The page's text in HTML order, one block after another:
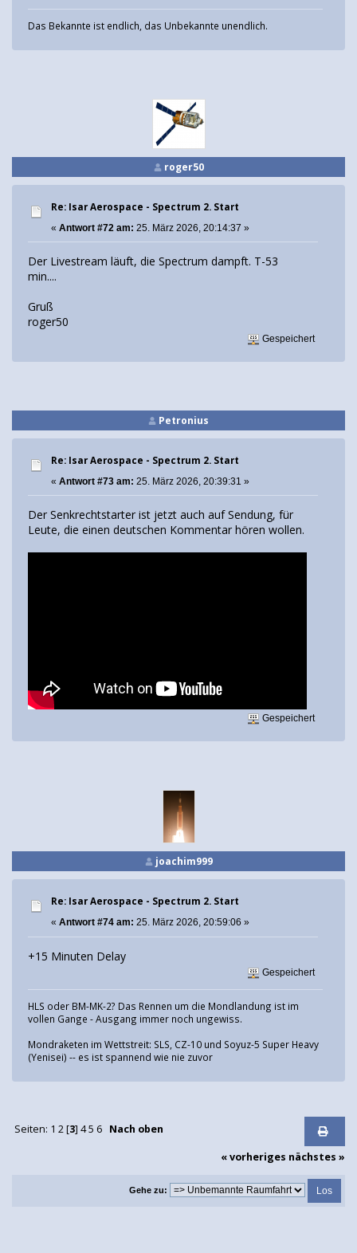
Das Bekannte ist endlich, das Unbekannte unendlich.
roger50
Re: Isar Aerospace - Spectrum 2. Start
« Antwort #72 am: 25. März 2026, 20:14:37 »
Der Livestream läuft, die Spectrum dampft. T-53
min....
Gruß
roger50
Gespeichert
Petronius
Re: Isar Aerospace - Spectrum 2. Start
« Antwort #73 am: 25. März 2026, 20:39:31 »
Der Senkrechtstarter ist jetzt auch auf Sendung, für
Leute, die einen deutschen Kommentar hören wollen.
Gespeichert
joachim999
Re: Isar Aerospace - Spectrum 2. Start
« Antwort #74 am: 25. März 2026, 20:59:06 »
+15 Minuten Delay
Gespeichert
HLS oder BM-MK-2? Das Rennen um die Mondlandung ist im
vollen Gange - Ausgang immer noch ungewiss.
Mondraketen im Wettstreit: SLS, CZ-10 und Soyuz-5 Super Heavy
(Yenisei) -- es ist spannend wie nie zuvor
Seiten: 1 2[3] 4 5 6 Nach oben
« vorheriges nächstes »
Gehe zu: